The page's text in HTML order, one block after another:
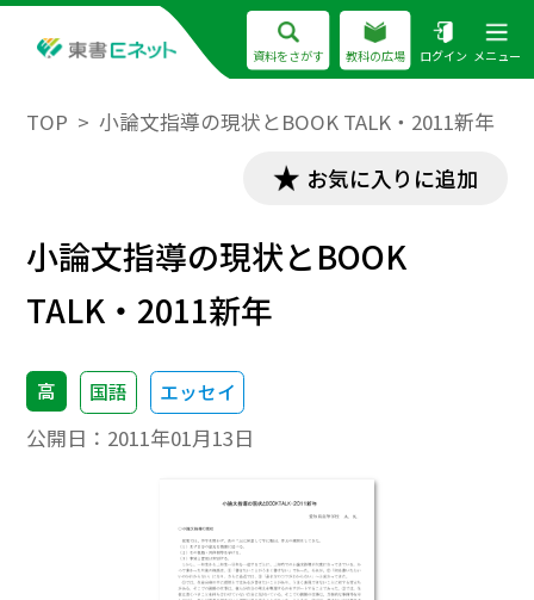
資料をさがす 教科の広場 ログイン メニュー
TOP 小論文指導の現状とBOOK TALK・2011新年
お気に入りに追加
小論文指導の現状とBOOK
TALK・2011新年
高 国語 エッセイ
公開日： 2011年01月13日